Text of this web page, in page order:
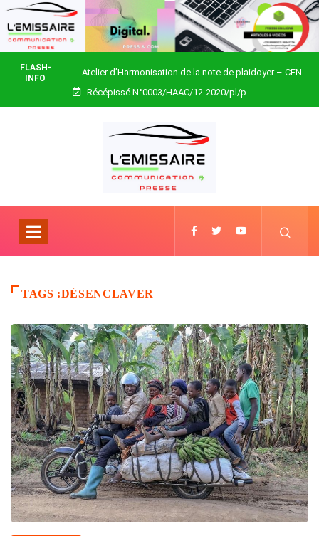
FLASH-
INFO
Atelier d’Harmonisation de la note de plaidoyer – CFN
Togo
Récépissé N°0003/HAAC/12-2020/pl/p
TAGS :DÉSENCLAVER